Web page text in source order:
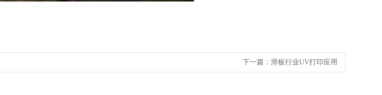
下一篇： 滑板行业UV打印应用